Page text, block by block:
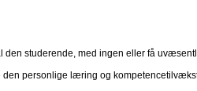
den studerende, med ingen eller få
den personlige læring og